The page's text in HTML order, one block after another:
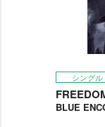
シングル
BLUE